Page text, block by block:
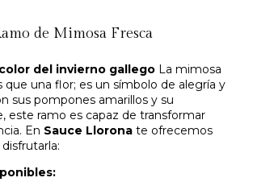
de Mimosa Fresca
del invierno gallego La mimosa
que una flor; es un símbolo de alegría y
sus pompones amarillos y su
este ramo es capaz de transformar
En Sauce Llorona te ofrecemos